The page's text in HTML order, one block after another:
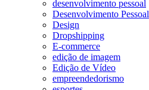
desenvolvimento pessoal
Desenvolvimento Pessoal
Design
Dropshipping
E-commerce
edição de imagem
Edição de Vídeo
empreendedorismo